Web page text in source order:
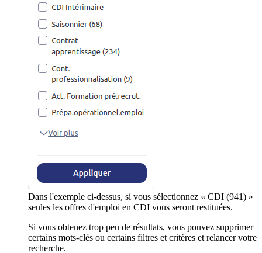
Dans l'exemple ci-dessus, si vous sélectionnez « CDI (941) »
seules les offres d'emploi en CDI vous seront restituées.
Si vous obtenez trop peu de résultats, vous pouvez supprimer
certains mots-clés ou certains filtres et critères et relancer votre
recherche.